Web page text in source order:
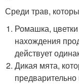
Среди трав,
Ромашка,
нахождения
действует
Дикая мята,